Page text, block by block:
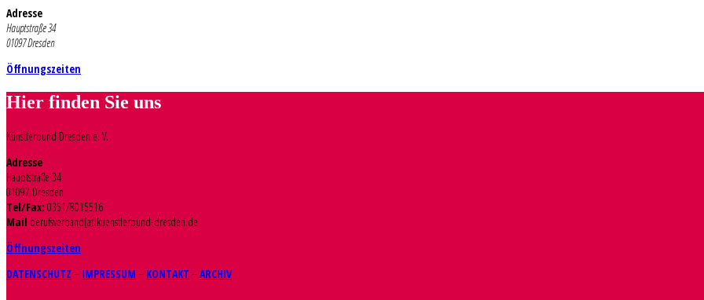
Adresse
Hauptstraße 34
01097 Dresden
Öffnungszeiten
Hier finden Sie uns
Künstlerbund Dresden e. V.
Adresse
Hauptstraße 34
01097 Dresden
Tel/Fax: 0351/8015516
Mail berufsverband[at]kuenstlerbund-dresden.de
Öffnungszeiten
DATENSCHUTZ – IMPRESSUM – KONTAKT –ARCHIV